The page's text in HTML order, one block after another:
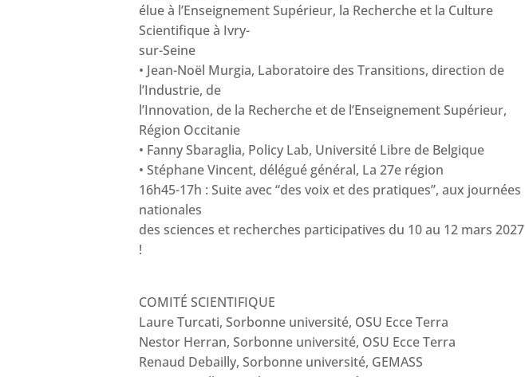
élue à l’Enseignement Supérieur, la Recherche et la Culture
Scientifique à Ivry-
sur-Seine
• Jean-Noël Murgia, Laboratoire des Transitions, direction de
l’Industrie, de
l’Innovation, de la Recherche et de l’Enseignement Supérieur,
Région Occitanie
• Fanny Sbaraglia, Policy Lab, Université Libre de Belgique
• Stéphane Vincent, délégué général, La 27e région
16h45-17h : Suite avec “des voix et des pratiques”, aux journées
nationales
des sciences et recherches participatives du 10 au 12 mars 2027
!
COMITÉ SCIENTIFIQUE
Laure Turcati, Sorbonne université, OSU Ecce Terra
Nestor Herran, Sorbonne université, OSU Ecce Terra
Renaud Debailly, Sorbonne université, GEMASS